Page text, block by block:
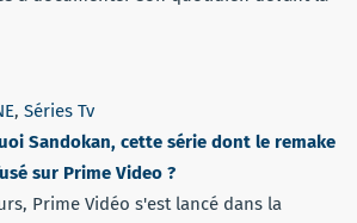
, Séries Tv
Sandokan, cette série dont le remake
sur Prime Video ?
Prime Vidéo s'est lancé dans la